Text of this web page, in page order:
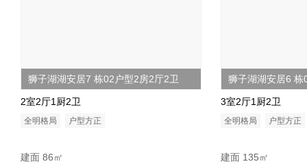
狮子湖湖安居7 栋02户型2房2厅2卫
2室2厅1厨2卫
全明格局 户型方正
建面 86㎡
狮子湖湖安居6
3室2厅1厨2卫
全明格局 户型方正
建面 135㎡